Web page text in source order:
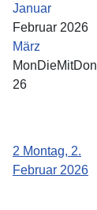
Januar
Februar 2026
März
MonDieMitDon
26
2 Montag, 2.
Februar 2026